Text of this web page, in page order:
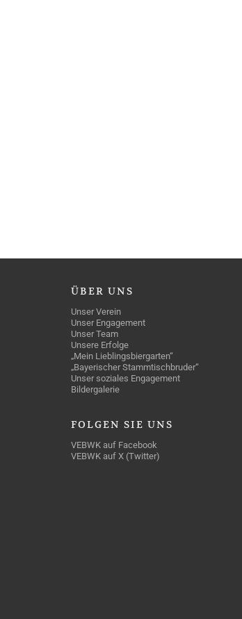
ÜBER UNS
Unser Verein
Unser Engagement
Unser Team
Unsere Erfolge
„Mein Lieblingsbiergarten“
„Bayerischer Stammtischbruder“
Unser soziales Engagement
Bildergalerie
FOLGEN SIE UNS
VEBWK auf Facebook
VEBWK auf X (Twitter)